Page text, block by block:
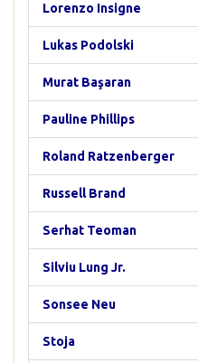
Lorenzo Insigne
Lukas Podolski
Murat Başaran
Pauline Phillips
Roland Ratzenberger
Russell Brand
Serhat Teoman
Silviu Lung Jr.
Sonsee Neu
Stoja